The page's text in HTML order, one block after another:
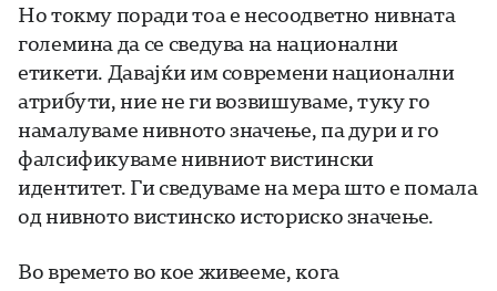
Но токму поради тоа е несоодветно нивната
големина да се сведува на национални
етикети. Давајќи им современи национални
атрибути, ние не ги возвишуваме, туку го
намалуваме нивното значење, па дури и го
фалсификуваме нивниот вистински
идентитет. Ги сведуваме на мера што е помала
од нивното вистинско историско значење.
Во времето во кое живееме, кога